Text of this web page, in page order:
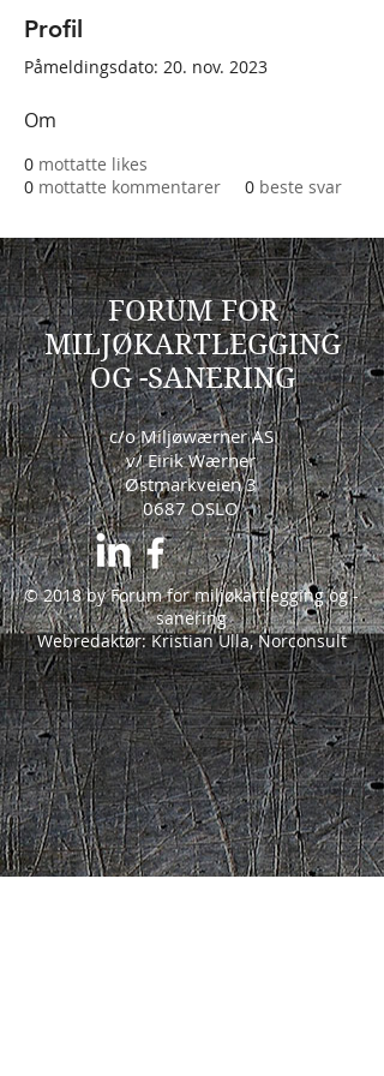
Profil
Påmeldingsdato: 20. nov. 2023
Om
0 mottatte likes
0 mottatte kommentarer 0 beste svar
FORUM FOR
MILJØKARTLEGGING
OG -SANERING
c/o Miljøwærner AS
v/ Eirik Wærner
Østmarkveien 3
0687 OSLO
© 2018 by Forum for miljøkartlegging og -
sanering
Webredaktør: Kristian Ulla, Norconsult